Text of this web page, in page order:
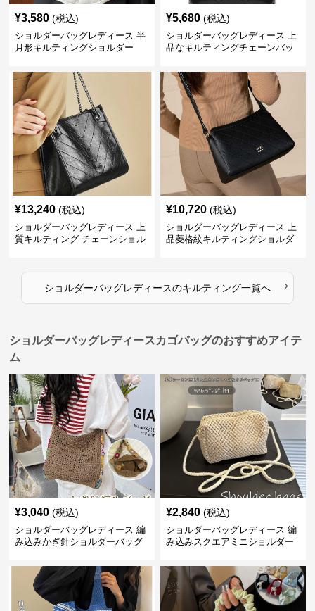
¥3,580 (税込)
ショルダーバッグレディース 半
月形キルティングショルダー
¥5,680 (税込)
ショルダーバッグレディース 上
品なキルティングチェーンバッ
¥13,240 (税込)
ショルダーバッグレディース 上
質キルティング チェーンショル
¥10,720 (税込)
ショルダーバッグレディース 上
品菱格紋キルティングショルダ
ショルダーバッグレディースのキルティング一覧へ ›
ショルダーバッグレディースカゴバッグのおすすめアイテ
ム
¥3,040 (税込)
ショルダーバッグレディース 編
み込みかぎ針ショルダーバッグ
¥2,840 (税込)
ショルダーバッグレディース 編
み込みスクエアミニショルダー